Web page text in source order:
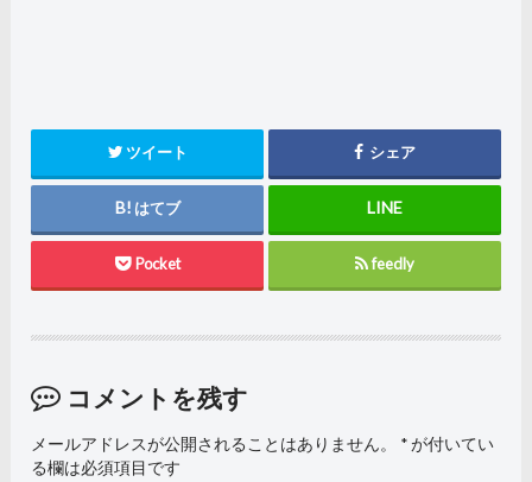
ツイート シェア
はてブ
Pocket feedly
コメントを残す
メールアドレスが公開されることはありません。 *が付いてい
る欄は必須項目です